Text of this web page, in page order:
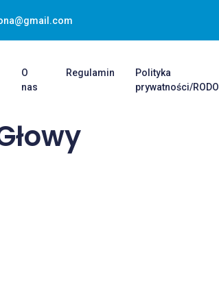
O
nas
Regulamin
Polityka
prywatności/RODO